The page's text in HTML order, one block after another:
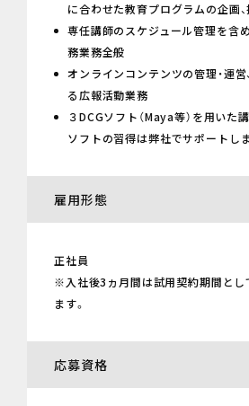
に合わせた教育プログラムの企画
専任講師のスケジュール管理を含
務業務全般
オンラインコンテンツの管理・運営
る広報活動業務
３DCGソフト（Maya等）を用い
ソフトの習得は弊社でサポートし
雇用形態
正社員
※入社後3ヵ月間は試用契約期間とし
ます。
応募資格